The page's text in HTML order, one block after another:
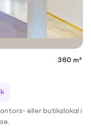
360 m²
eller butikslokal i